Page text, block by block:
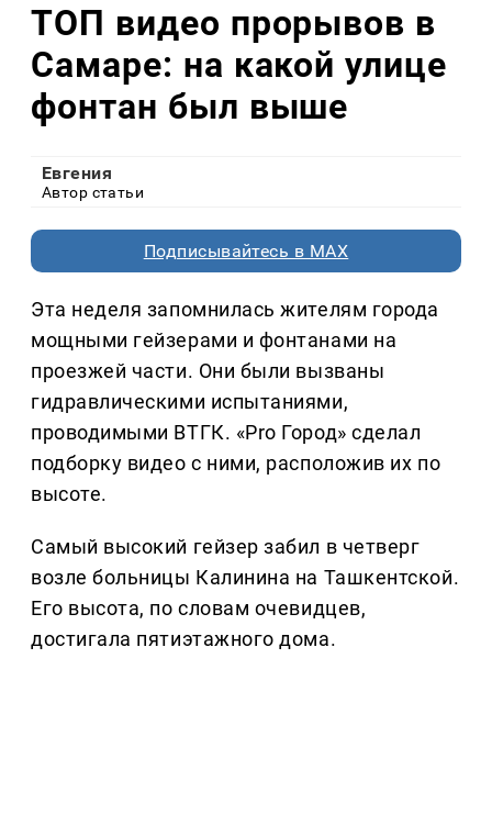
ТОП видео прорывов в
Самаре: на какой улице
фонтан был выше
Евгения
Автор статьи
Подписывайтесь в MAX
Эта неделя запомнилась жителям города
мощными гейзерами и фонтанами на
проезжей части. Они были вызваны
гидравлическими испытаниями,
проводимыми ВТГК. «Pro Город» сделал
подборку видео с ними, расположив их по
высоте.
Самый высокий гейзер забил в четверг
возле больницы Калинина на Ташкентской.
Его высота, по словам очевидцев,
достигала пятиэтажного дома.